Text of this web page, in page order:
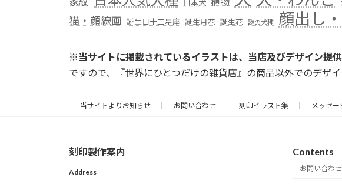
日本犬
猫・顔線画 誕生日十二星座 誕生月花 誕生花 謎の犬種 顔出し
※ 当サイトに掲載されているイラストは、当店及びデザイン提
ですので、『世界にひとつだけの雑貨店』の商品以外でのデザ
当サイトよりお知らせ お問い合わせ 刻印イラスト集 メッセー
刻印製作案内
Address
Contents
お問い合わせ